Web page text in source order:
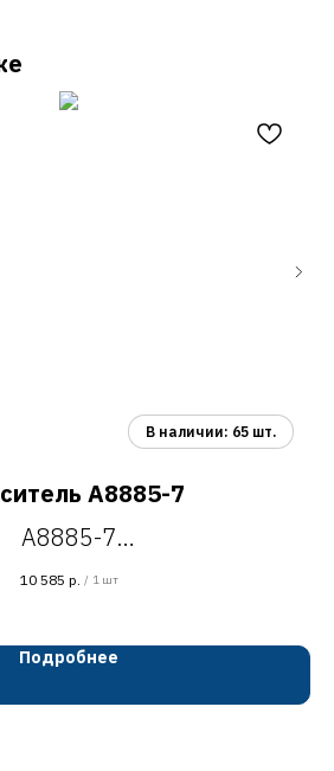
A8885-7
A8885-7
с поворотным
чёрный
10 585 р. / 1 шт
Подробнее